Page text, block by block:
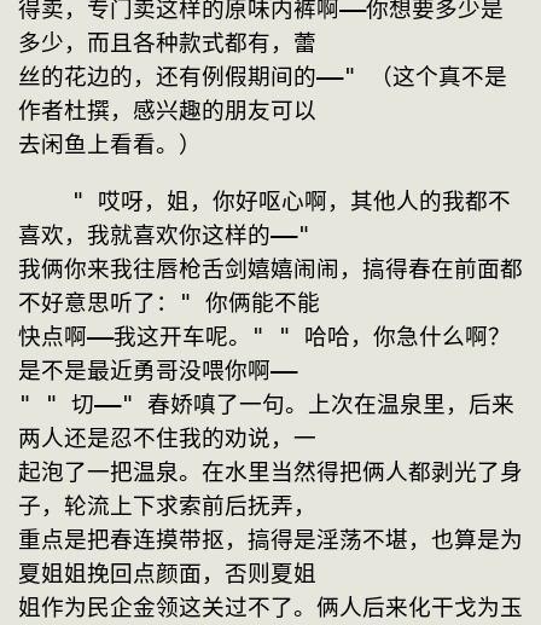
得卖，专门卖这样的原味内裤啊——你想要多少是
多少，而且各种款式都有，蕾
丝的花边的，还有例假期间的——" （这个真不是
作者杜撰，感兴趣的朋友可以
去闲鱼上看看。）
喜欢，我就喜欢你这样的——"
我俩你来我往唇枪舌剑嬉嬉闹闹，搞得春在前面都
不好意思听了：" 你俩能不能
快点啊——我这开车呢。" " 哈哈，你急什么啊？
是不是最近勇哥没喂你啊——
" " 切——" 春娇嗔了一句。上次在温泉里，后来
两人还是忍不住我的劝说，一
起泡了一把温泉。在水里当然得把俩人都剥光了身
子，轮流上下求索前后抚弄，
重点是把春连摸带抠，搞得是淫荡不堪，也算是为
夏姐姐挽回点颜面，否则夏姐
姐作为民企金领这关过不了。俩人后来化干戈为玉